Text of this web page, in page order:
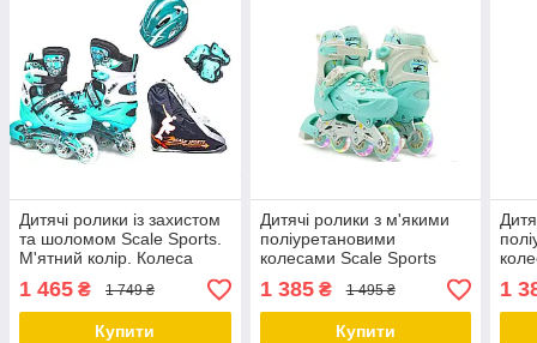
Дитячі ролики із захистом
та шоломом Scale Sports.
М'ятний колір. Колеса
поліуретанові. Розмір 29-
33
1 465 ₴ 1 749 ₴
Купити
Дитячі ролики з м'якими
поліуретановими
колесами Scale Sports
LF605. М'ятний колір.
Розмір 29-33
1 385₴ 1 495 ₴
Купити
1